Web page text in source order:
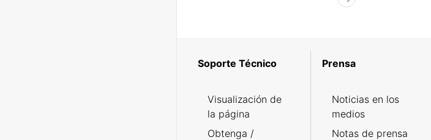
Soporte Técnico
Visualización de
la página
Obtenga /
Prensa
Noticias en los
medios
Notas de prensa